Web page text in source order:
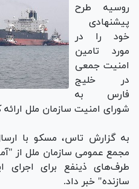
روسیه طرح
پیشنهادی
خود را در
مورد تامین
امنیت جمعی
در خلیج
فارس به
شورای امنیت سازمان ملل ارائه
به گزارش تاس، مسکو با
مجمع عمومی سازمان ملل از
طرف‌های ذینفع برای اجرای
سازنده" خبر داد.